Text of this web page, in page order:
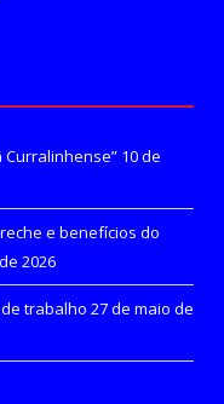
Curralinhense” 10 de
e benefícios do
2026
trabalho 27 de maio de